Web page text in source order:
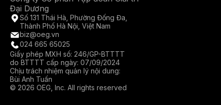
Đại Dương
Số 131 Thái Hà, Phường Đống Đa,
Thành Phố Hà Nội, Việt Nam
biz@oeg.vn
024 665 65025
Giấy phép MXH số: 246/GP-BTTTT
do BTTTT cấp ngày: 07/09/2024
Chịu trách nhiệm quản lý nội dung:
Bùi Anh Tuấn
© 2026 OEG, Inc. All rights reserved